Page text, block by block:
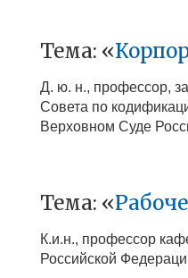
Тема: «
Д. ю. н., профессор,
Совета по
Верховном Суде
Тема: «
К.и.н., профессор
Российской